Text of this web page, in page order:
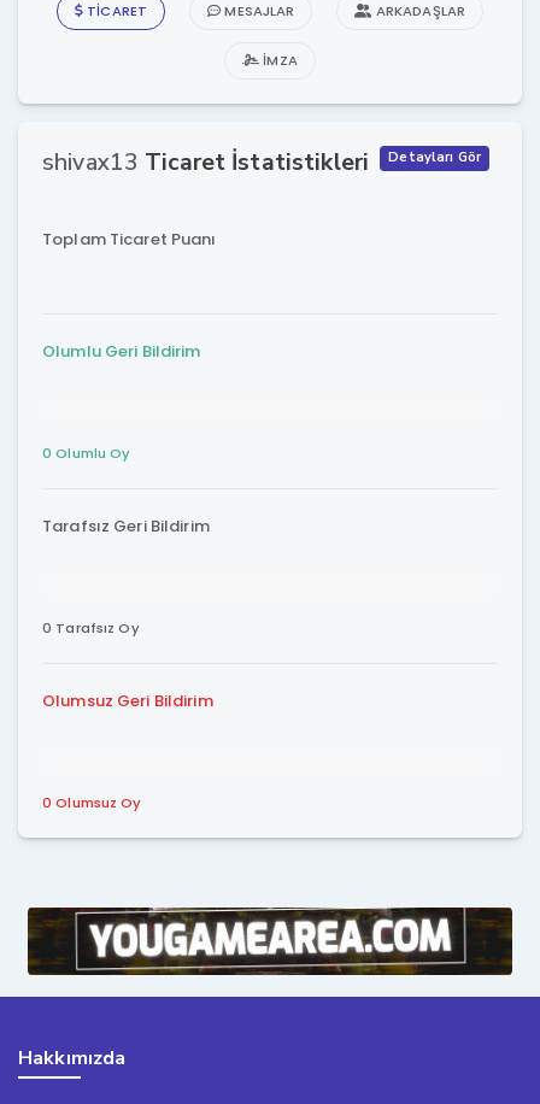
TICARET MESAJLAR ARKADAŞLAR
İMZA
shivax13 Ticaret İstatistikleri Detayları Gör
Toplam Ticaret Puanı
Olumlu Geri Bildirim
0 Olumlu Oy
Tarafsız Geri Bildirim
0 Tarafsız Oy
Olumsuz Geri Bildirim
0 Olumsuz Oy
Hakkımızda